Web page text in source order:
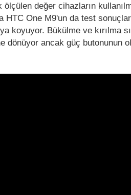
ölçülen değer cihazların
HTC One M9'un da test
koyuyor. Bükülme ve kırılma
dönüyor ancak güç butonunun